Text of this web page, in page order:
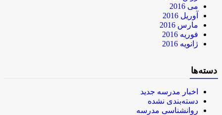
می 2016
آوریل 2016
مارس 2016
فوریه 2016
ژانویه 2016
دسته‌ها
اخبار مدرسه جدید
دسته‌بندی نشده
روانشناسی مدرسه